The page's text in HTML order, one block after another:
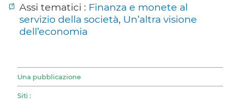
Assi tematici : Finanza e monete al
servizio della società, Un’altra visione
dell’economia
Una pubblicazione
Siti :